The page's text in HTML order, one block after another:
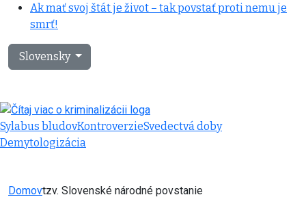
Ak mať svoj štát je život – tak povstať proti nemu je
smrť!
Vyberte váš jazyk
Slovensky
Sylabus bludovKontroverzieSvedectvá doby
Demytologizácia
Domovtzv. Slovenské národné povstanie